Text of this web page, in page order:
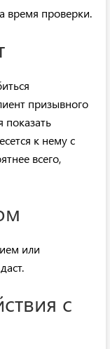
время проверки.
призывного
показать
к нему с
всего,
или
с